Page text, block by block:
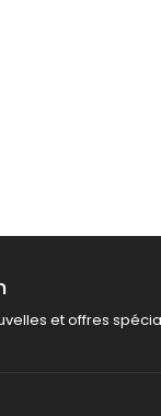
et offres